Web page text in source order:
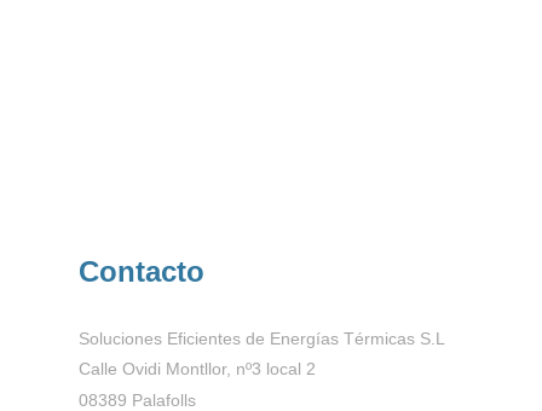
Contacto
Soluciones Eficientes de Energías Térmicas S.L
Calle Ovidi Montllor, nº3 local 2
08389 Palafolls